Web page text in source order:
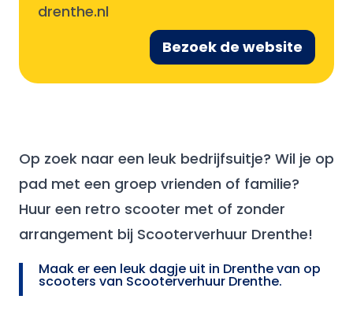
drenthe.nl
Bezoek de website
Op zoek naar een leuk bedrijfsuitje? Wil je op
pad met een groep vrienden of familie?
Huur een retro scooter met of zonder
arrangement bij Scooterverhuur Drenthe!
Maak er een leuk dagje uit in Drenthe van op
scooters van Scooterverhuur Drenthe.